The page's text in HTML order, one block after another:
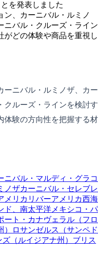
を発表しました
ン、カーニバル・ルミノ
ニバル・クルーズ・ライン
がどの体験や商品を重視し
ーニバル・ルミノザ、カー
クルーズ・ラインを検討す
体験の方向性を把握する材
ニバル・マルディ・グラ コ
ノザカーニバル・セレブレ
メリカリバーアメリカ西海
ド、南太平洋 メキシコ・パ
ート・カナヴェラル（フロ
ロサンゼルス（サンペド
（ルイジアナ州） ブリス